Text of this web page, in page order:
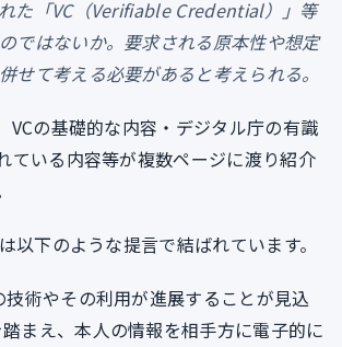
た「VC（Verifiable Credential）」等
ではないか。要求される原本性や想定
せて考える必要があると考えられる。
VCの基礎的な内容・デジタル庁の有識
ている内容等が複数ページに渡り紹介
以下のような提言で結ばれています。
技術やその利用が進展することが見込
まえ、本人の情報を相手方に電子的に